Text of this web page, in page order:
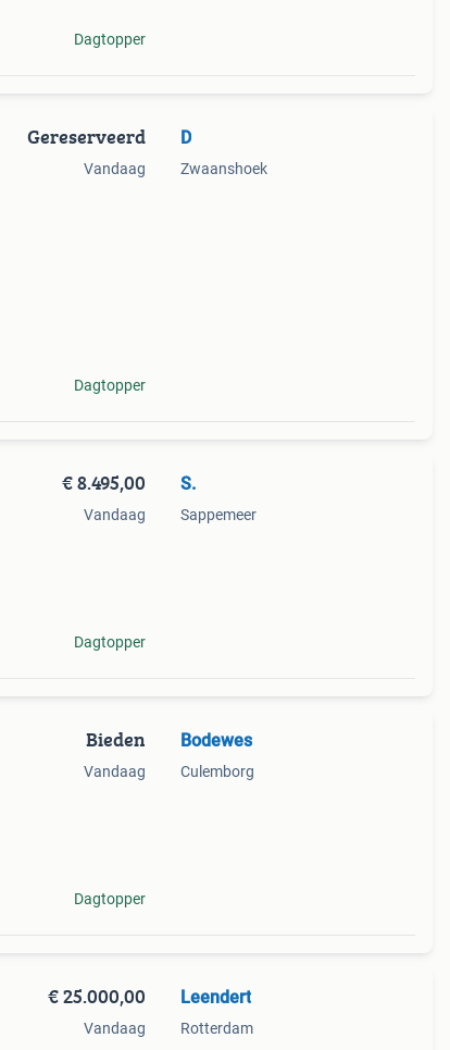
Dagtopper
Gereserveerd
Vandaag
Dagtopper
D
Zwaanshoek
€ 8.495,00
Vandaag
Dagtopper
S.
Sappemeer
Bieden
Vandaag
Dagtopper
Bodewes
Culemborg
€ 25.000,00
Vandaag
Leendert
Rotterdam